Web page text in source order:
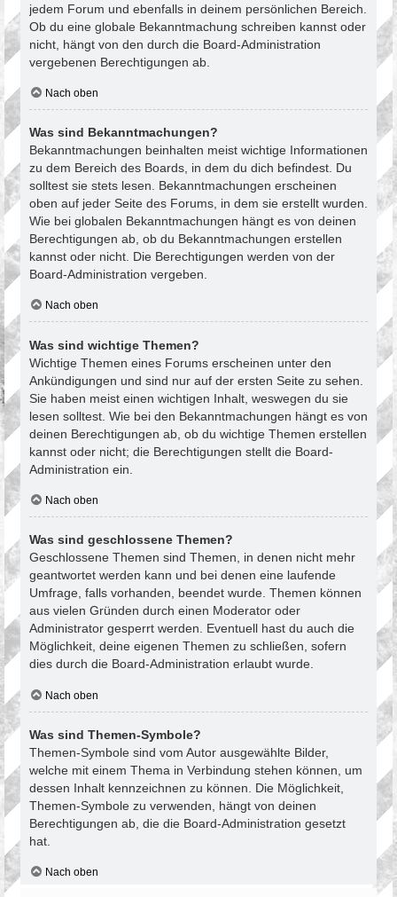
jedem Forum und ebenfalls in deinem persönlichen Bereich.
Ob du eine globale Bekanntmachung schreiben kannst oder
nicht, hängt von den durch die Board-Administration
vergebenen Berechtigungen ab.
Nach oben
Was sind Bekanntmachungen?
Bekanntmachungen beinhalten meist wichtige Informationen
zu dem Bereich des Boards, in dem du dich befindest. Du
solltest sie stets lesen. Bekanntmachungen erscheinen
oben auf jeder Seite des Forums, in dem sie erstellt wurden.
Wie bei globalen Bekanntmachungen hängt es von deinen
Berechtigungen ab, ob du Bekanntmachungen erstellen
kannst oder nicht. Die Berechtigungen werden von der
Board-Administration vergeben.
Nach oben
Was sind wichtige Themen?
Wichtige Themen eines Forums erscheinen unter den
Ankündigungen und sind nur auf der ersten Seite zu sehen.
Sie haben meist einen wichtigen Inhalt, weswegen du sie
lesen solltest. Wie bei den Bekanntmachungen hängt es von
deinen Berechtigungen ab, ob du wichtige Themen erstellen
kannst oder nicht; die Berechtigungen stellt die Board-
Administration ein.
Nach oben
Was sind geschlossene Themen?
Geschlossene Themen sind Themen, in denen nicht mehr
geantwortet werden kann und bei denen eine laufende
Umfrage, falls vorhanden, beendet wurde. Themen können
aus vielen Gründen durch einen Moderator oder
Administrator gesperrt werden. Eventuell hast du auch die
Möglichkeit, deine eigenen Themen zu schließen, sofern
dies durch die Board-Administration erlaubt wurde.
Nach oben
Was sind Themen-Symbole?
Themen-Symbole sind vom Autor ausgewählte Bilder,
welche mit einem Thema in Verbindung stehen können, um
dessen Inhalt kennzeichnen zu können. Die Möglichkeit,
Themen-Symbole zu verwenden, hängt von deinen
Berechtigungen ab, die die Board-Administration gesetzt
hat.
Nach oben